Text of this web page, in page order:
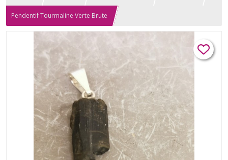
Pendentif Tourmaline Verte Brute